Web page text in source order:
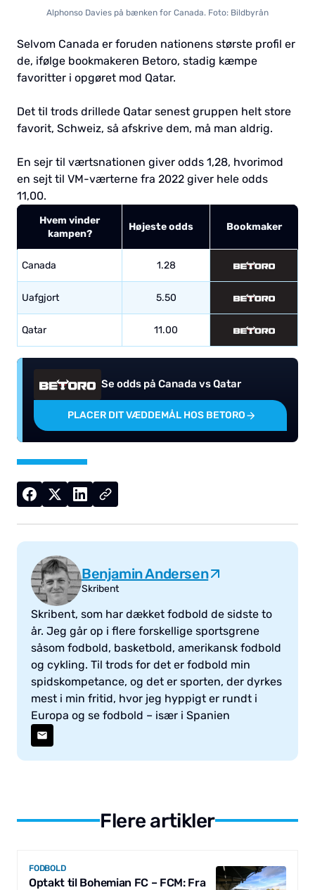
Alphonso Davies på bænken for Canada. Foto: Bildbyrån
Selvom Canada er foruden nationens største profil er
de, ifølge bookmakeren Betoro, stadig kæmpe
favoritter i opgøret mod Qatar.
Det til trods drillede Qatar senest gruppen helt store
favorit, Schweiz, så afskrive dem, må man aldrig.
En sejr til værtsnationen giver odds 1,28, hvorimod
en sejt til VM-værterne fra 2022 giver hele odds
11,00.
Hvem vinder
kampen?
Højeste odds Bookmaker
Canada 1.28
Uafgjort 5.50
Qatar 11.00
Se odds på Canada vs Qatar
PLACER DIT VÆDDEMÅL HOS BETORO
Benjamin Andersen
Skribent
Skribent, som har dækket fodbold de sidste to
år. Jeg går op i flere forskellige sportsgrene
såsom fodbold, basketbold, amerikansk fodbold
og cykling. Til trods for det er fodbold min
spidskompetance, og det er sporten, der dyrkes
mest i min fritid, hvor jeg hyppigt er rundt i
Europa og se fodbold – især i Spanien
Flere artikler
FODBOLD
Optakt til Bohemian FC – FCM: Fra